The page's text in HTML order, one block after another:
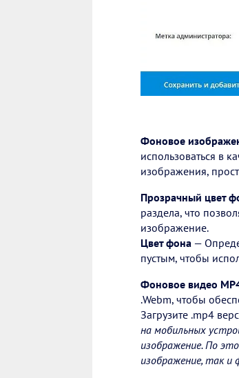
Фоновое
использоваться в
изображения,
Прозрачный цвет
раздела, что
изображение.
Цвет фона —
пустым, чтобы
Фоновое видео
.Webm, чтобы
Загрузите .mp4
на мобильных
изображение. По
изображение, так и